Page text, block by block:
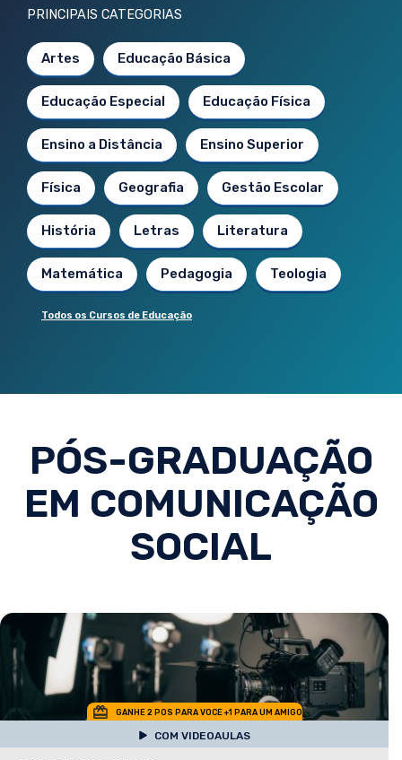
PRINCIPAIS CATEGORIAS
Artes Educação Básica
Educação Especial Educação Física
Ensino a Distância Ensino Superior
Física Geografia Gestão Escolar
História Letras Literatura
Matemática Pedagogia Teologia
Todos os Cursos de Educação
PÓS-GRADUAÇÃO
EM COMUNICAÇÃO
SOCIAL
GANHE 2 POS PARA VOCE +1 PARA UM AMIGO
COM VIDEOAULAS